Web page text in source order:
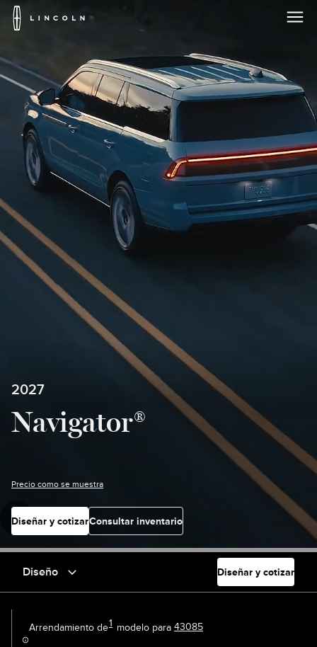
2027
Navigator®
Precio como se muestra
Diseñar y cotizarConsultar inventario
Diseño Diseñar y cotizar
Arrendamiento de1 modelo para 43085